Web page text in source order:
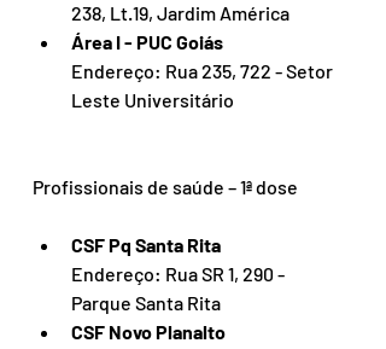
238, Lt.19, Jardim América
Área I - PUC Goiás
Endereço: Rua 235, 722 - Setor
Leste Universitário
Profissionais de saúde – 1ª dose
CSF Pq Santa Rita
Endereço: Rua SR 1, 290 -
Parque Santa Rita
CSF Novo Planalto